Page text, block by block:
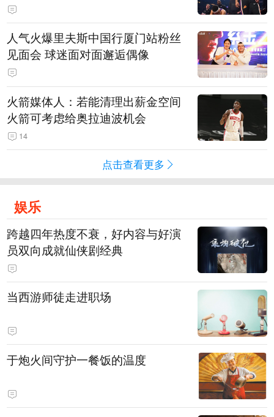
人气火爆里夫斯中国行厦门站粉丝
见面会 球迷面对面邂逅偶像
火箭媒体人：若能清理出薪金空间
火箭可考虑给奥拉迪波机会
14
点击查看更多
娱乐
跨越四年热度不衰，好内容与好演
员双向成就仙侠剧经典
当西游师徒走进职场
于炮火间守护一餐饭的温度